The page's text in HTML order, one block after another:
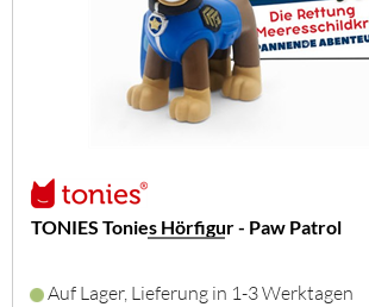
TONIES Tonies Hörfigur - Paw Patrol
Auf Lager, Lieferung in 1-3 Werktagen